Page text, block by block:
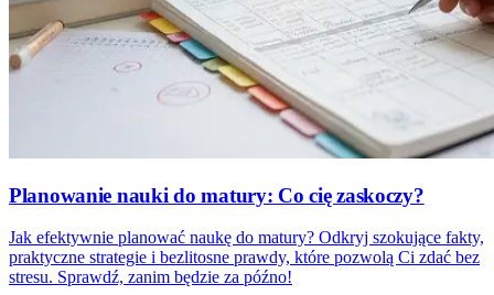
Planowanie nauki do matury: Co cię zaskoczy?
Jak efektywnie planować naukę do matury? Odkryj szokujące fakty,
praktyczne strategie i bezlitosne prawdy, które pozwolą Ci zdać bez
stresu. Sprawdź, zanim będzie za późno!